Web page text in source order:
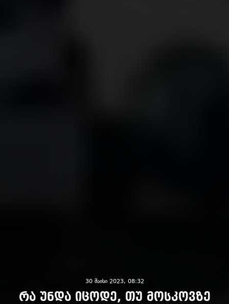
30 მაისი 2023, 08:32
რა უნდა იცოდე, თუ მოსკოვზე